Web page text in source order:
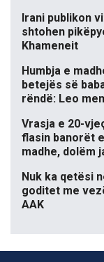
Irani publikon
shtohen
Khameneit
Humbja e
betejës së
rëndë: Leo
Vrasja e 20-
flasin banorët
madhe, dolëm
Nuk ka qetësi
goditet me
AAK